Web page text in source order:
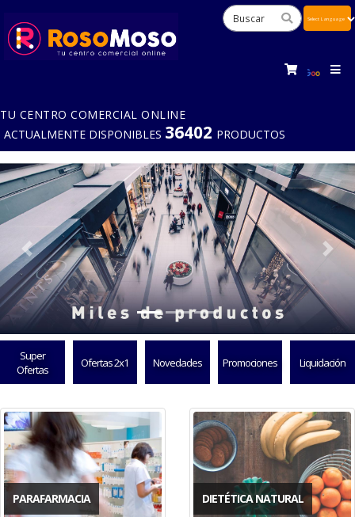
TU CENTRO COMERCIAL ONLINE
ACTUALMENTE DISPONIBLES 36402 PRODUCTOS
Previous Next
Super
Ofertas
Ofertas 2x1 Novedades Promociones Liquidación
PARAFARMACIA DIETÉTICA NATURAL